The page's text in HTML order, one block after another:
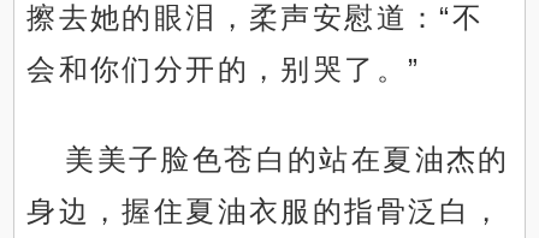
擦去她的眼泪，柔声安慰道：“不
会和你们分开的，别哭了。”
美美子脸色苍白的站在夏油杰的
身边，握住夏油衣服的指骨泛白，